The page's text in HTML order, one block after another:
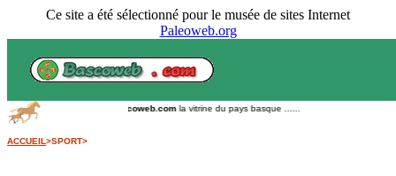
Ce site a été sélectionné pour le musée de sites Internet
Paleoweb.org
Bascoweb.comla vitrine du pays basque ......
ACCUEIL>SPORT>